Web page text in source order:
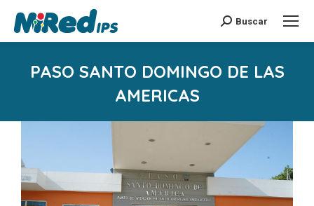
Buscar:Buscar
PASO SANTO DOMINGO DE LAS
AMERICAS